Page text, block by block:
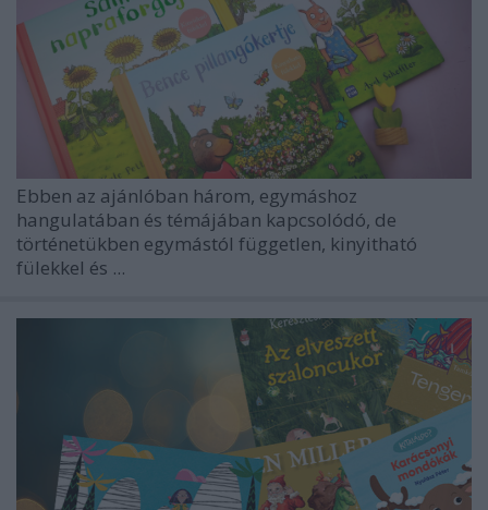
Ebben az ajánlóban három, egymáshoz
hangulatában és témájában kapcsolódó, de
történetükben egymástól független, kinyitható
fülekkel és ...